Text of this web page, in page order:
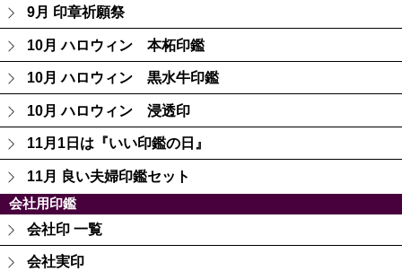
9月 印章祈願祭
10月 ハロウィン 本柘印鑑
10月 ハロウィン 黒水牛印鑑
10月 ハロウィン 浸透印
11月1日は『いい印鑑の日』
11月 良い夫婦印鑑セット
会社用印鑑
会社印 一覧
会社実印